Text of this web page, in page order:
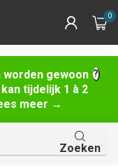
gewoon
tijdelijk 1 à 2
meer →
0
Zoeken